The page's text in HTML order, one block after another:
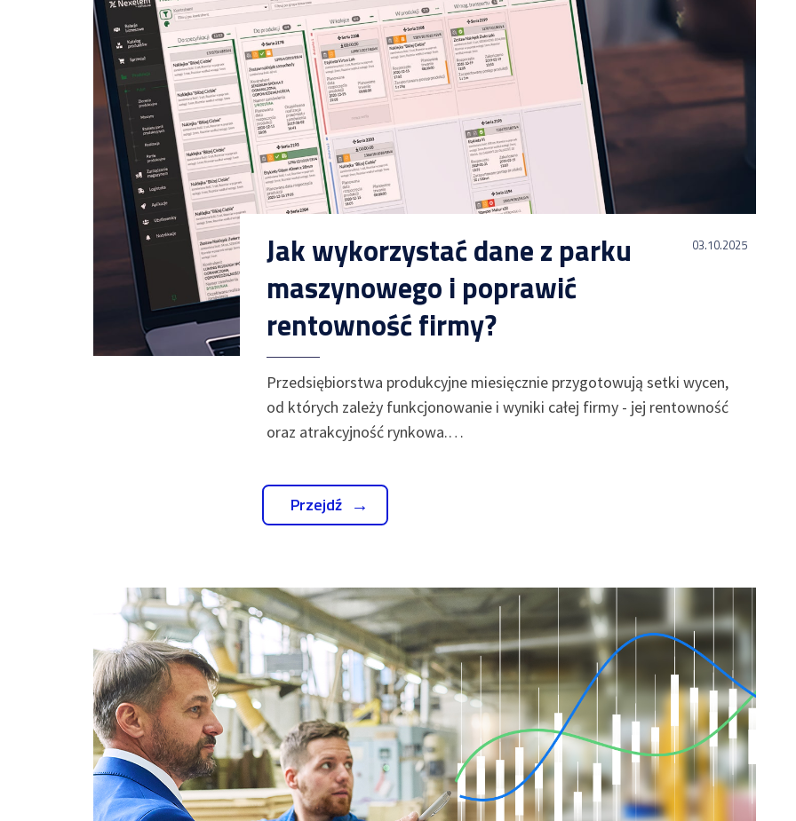
Jak wykorzystać dane z parku
maszynowego i poprawić
rentowność firmy?
03.10.2025
Przedsiębiorstwa produkcyjne miesięcznie przygotowują setki wycen,
od których zależy funkcjonowanie i wyniki całej firmy - jej rentowność
oraz atrakcyjność rynkowa.…
Przejdź